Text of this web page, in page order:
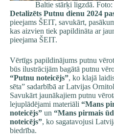
Baltie stārķi ligzdā. Foto:
Detalizēts Putnu dienu 2024
pieejams ŠEIT, savukārt,
kas aizvien tiek papildināta ar
pieejama ŠEIT.
Vērtīgs papildinājums putnu
būs ilustrācijām bagātā putnu
“Putnu noteicējs”, ko klajā
sēta” sadarbībā ar Latvijas
Savukārt jaunākajiem putnu
lejuplādējami materiāli “Mans
noteicējs” un “Mans pirmais
noteicējs”, ko sagatavojusi
biedrība.